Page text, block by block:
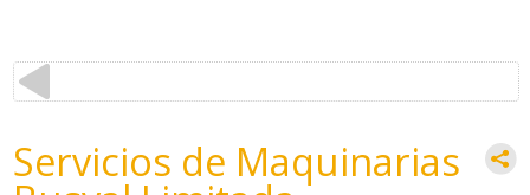
Servicios de Maquinarias